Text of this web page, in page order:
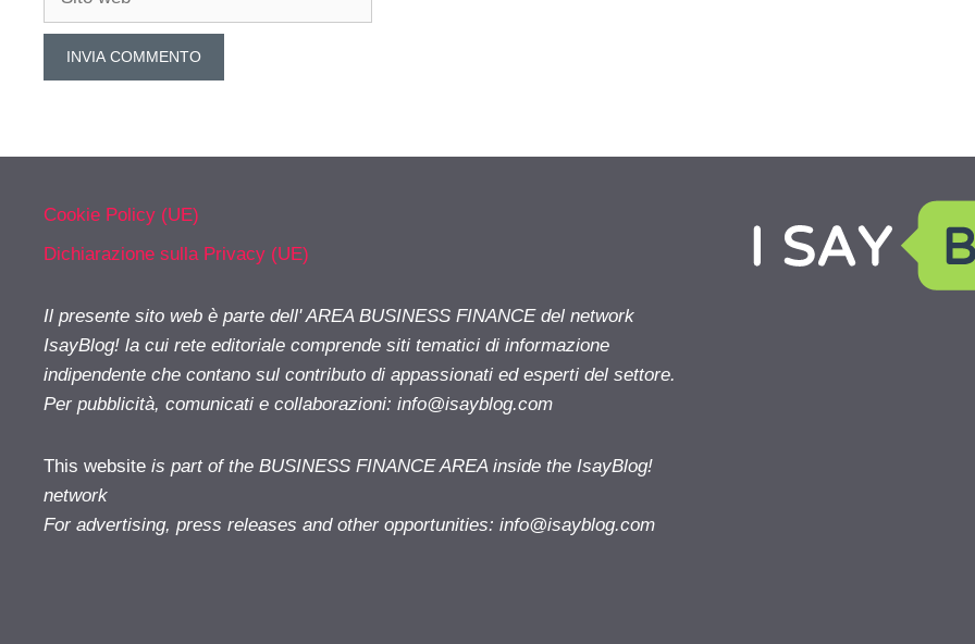
Cookie Policy (UE)
Dichiarazione sulla Privacy (UE)
Il presente sito web è parte dell' AREA BUSINESS FINANCE del network
IsayBlog! la cui rete editoriale comprende siti tematici di informazione
indipendente che contano sul contributo di appassionati ed esperti del settore.
Per pubblicità, comunicati e collaborazioni: info@isayblog.com
This website is part of the BUSINESS FINANCE AREA inside the IsayBlog!
network
For advertising, press releases and other opportunities: info@isayblog.com